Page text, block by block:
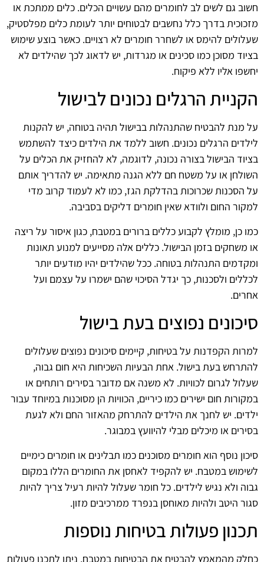
חשוב גם לשים לב לחומרים מהם עשויים הכלים. כלים ממתכת או
מזכוכית בדרך כלל נחשבים לבטוחים יותר לעומת כלים מפלסטיק,
שעלולים להימס או לשחרר חומרים לא רצויים. כאשר בוצע שימוש
בציוד מסוכן כמו סכינים או מגרדות, יש לדאוג לכך שהילדים לא
יחשפו אליו ללא פיקוח.
הקניית הרגלים נכונים לבישול
על מנת להבטיח שהתנהלות בבישול תהיה בטוחה, יש להקנות
לילדים הרגלים נכונים. חשוב ללמד את הילדים כיצד להשתמש
בציוד הבישול בצורה נכונה, לדוגמה, לא להחזיק את הכלים על
השולחן או על משטח חם ללא הגנה מתאימה. יש להדריך אותם
על הסכנות שכרוכות בהדלקת הגז, כמו לא לעמוד קרוב מדי
למקור החום ולוודא שאין חומרים דליקים בסביבה.
כמו כן, מומלץ לקבוע כללים ברורים במטבח, כגון איסור על ריצה
או משחקים בזמן הבישול. כללים אלה מסייעים למנוע תאונות
ומקדמים התנהלות בטוחה. ככל שהילדים יהיו מודעים יותר
לכללים ולסכנות, כך יגדל הסיכוי שהם ישמרו על עצמם ועל
אחרים.
סיכונים נפוצים בעת בישול
למרות הקפדנות על בטיחות, קיימים סיכונים נפוצים שעלולים
להתרחש בעת בישול. אחת הבעיות השכיחות היא חום גבוה,
שעלול לגרום לכוויות. לא משנה אם מדובר בסירים רותחים או
במקורות חום ישירים כמו כיריים, הכוויות הן מסוכנות במיוחד עבור
ילדים. יש לחנך את הילדים להתרחק מהאזור החם ולא לגעת
בסירים או מיכלים מבלי להיוועץ במבוגר.
סיכון נוסף הוא חומרים מסוכנים כמו תבלינים או חומרים כימיים
לשימוש במטבח. יש להקפיד לאחסן את החומרים הללו במקום
גבוה ולא נגיש לילדים. כל חומר שעלול להיות רעיל צריך להיות
סגור היטב ולהיות מאוחסן בנפרד ממרכיבים מזון.
תכנון פעולות בטיחות נוספות
כחלק מהמאמץ להבטיח את הבטיחות במטבח, ניתן לתכנן פעולות